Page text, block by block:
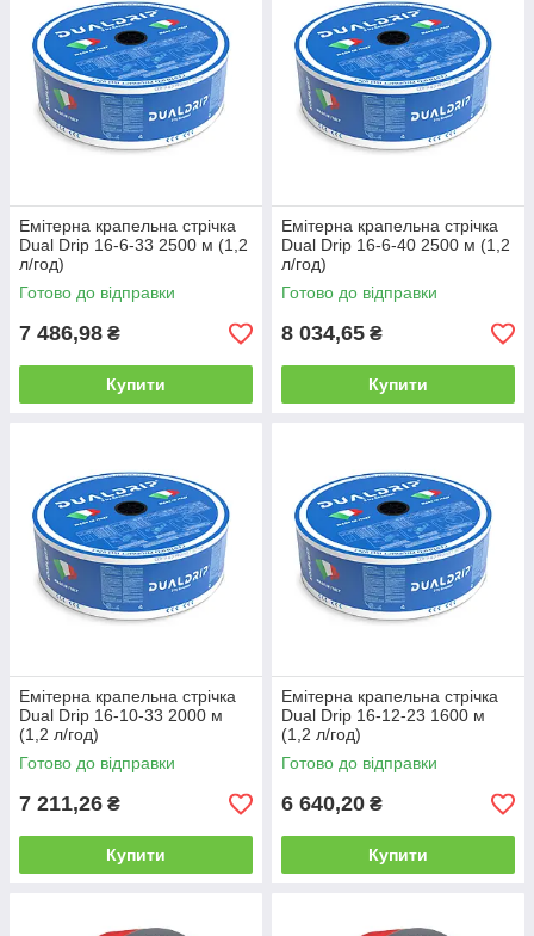
Емітерна крапельна стрічка
Dual Drip 16-6-33 2500 м (1,2
л/год)
Готово до відправки
7 486,98 ₴
Купити
Емітерна крапельна стрічка
Dual Drip 16-6-40 2500 м (1,2
л/год)
Готово до відправки
8 034,65 ₴
Купити
Емітерна крапельна стрічка
Dual Drip 16-10-33 2000 м
(1,2 л/год)
Готово до відправки
7 211,26 ₴
Купити
Емітерна крапельна стрічка
Dual Drip 16-12-23 1600 м
(1,2 л/год)
Готово до відправки
6 640,20 ₴
Купити